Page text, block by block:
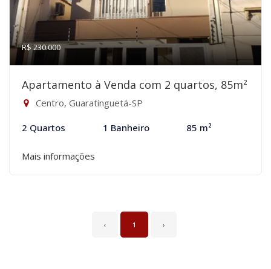
R$ 230.000
Apartamento à Venda com 2 quartos, 85m²
Centro, Guaratinguetá-SP
2 Quartos 1 Banheiro 85 m²
Mais informações
‹ 1 ›